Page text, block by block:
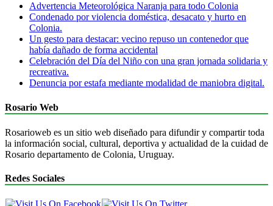
Advertencia Meteorológica Naranja para todo Colonia
Condenado por violencia doméstica, desacato y hurto en
Colonia.
Un gesto para destacar: vecino repuso un contenedor que
había dañado de forma accidental
Celebración del Día del Niño con una gran jornada solidaria y
recreativa.
Denuncia por estafa mediante modalidad de maniobra digital.
Rosario Web
Rosarioweb es un sitio web diseñado para difundir y compartir toda
la información social, cultural, deportiva y actualidad de la cuidad de
Rosario departamento de Colonia, Uruguay.
Redes Sociales